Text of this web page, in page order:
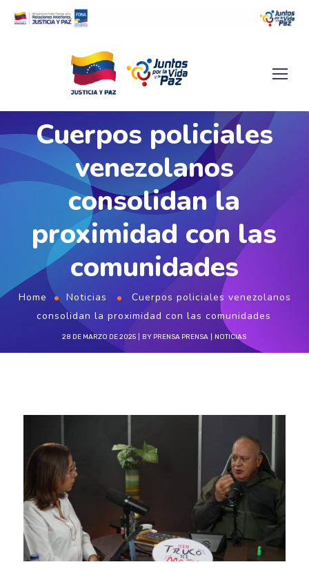
Cuerpos policiales
venezolanos
consolidan la
proximidad con las
comunidades
Home Noticias
Cuerpos policiales venezolanos
consolidan la proximidad con las comunidades
28 DE MARZO DE 2025 BY PRENSA PRENSA NOTICIAS